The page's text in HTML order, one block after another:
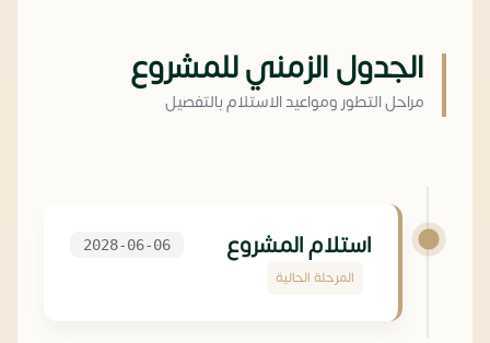
الجدول الزمني للمشروع
مراحل التطور ومواعيد الاستلام بالتفصيل
استلام المشروع
المرحلة الحالية
2028-06-06